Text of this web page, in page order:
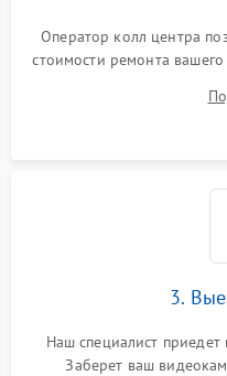
Оператор колл центра
стоимости ремонта
3.
Наш специалист
Заберет ваш